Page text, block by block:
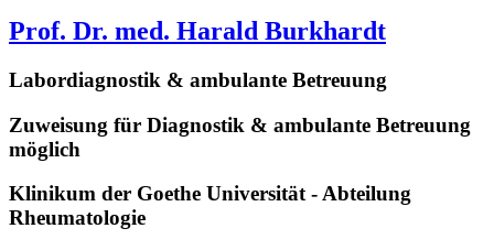
Prof. Dr. med. Harald Burkhardt
Labordiagnostik & ambulante Betreuung
Zuweisung für Diagnostik & ambulante Betreuung
möglich
Klinikum der Goethe Universität - Abteilung
Rheumatologie